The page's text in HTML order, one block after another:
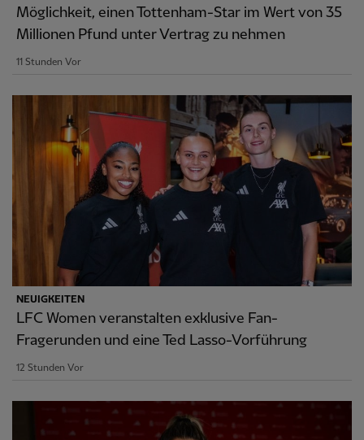
Möglichkeit, einen Tottenham-Star im Wert von 35
Millionen Pfund unter Vertrag zu nehmen
11 Stunden Vor
NEUIGKEITEN
LFC Women veranstalten exklusive Fan-
Fragerunden und eine Ted Lasso-Vorführung
12 Stunden Vor